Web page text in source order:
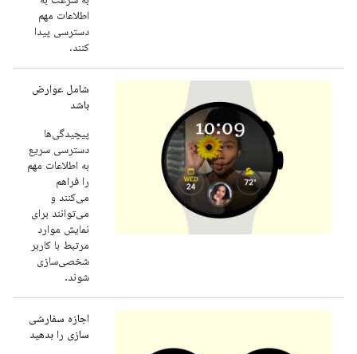
اطلاعات مهم
دسترسی پیدا
کنند.
شامل عوارض
باشد
پیچیدگی‌ها
دسترسی سریع
به اطلاعات مهم
را فراهم
می‌کنند و
می‌توانند برای
نمایش موارد
مرتبط با کاربر
شخصی‌سازی
شوند.
اجازه سفارشی
سازی را بدهید